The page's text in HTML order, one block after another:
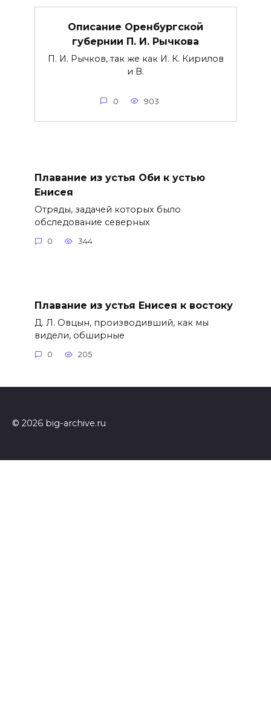
Описание Оренбургской
губернии П. И. Рычкова
П. И. Рычков, так же как И. К. Кирилов
и В.
0 903
Плавание из устья Оби к устью
Енисея
Отряды, задачей которых было
обследование северных
0 344
Плавание из устья Енисея к востоку
Д. Л. Овцын, производивший, как мы
видели, обширные
0 205
© 2026 big-archive.ru